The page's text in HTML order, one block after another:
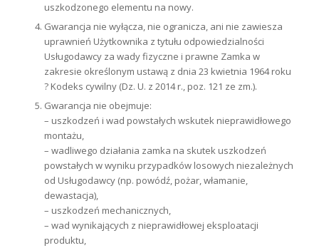
uszkodzonego elementu na nowy.
Gwarancja nie wyłącza, nie ogranicza, ani nie zawiesza
uprawnień Użytkownika z tytułu odpowiedzialności
Usługodawcy za wady fizyczne i prawne Zamka w
zakresie określonym ustawą z dnia 23 kwietnia 1964 roku
? Kodeks cywilny (Dz. U. z 2014 r., poz. 121 ze zm.).
Gwarancja nie obejmuje:
– uszkodzeń i wad powstałych wskutek nieprawidłowego
montażu,
– wadliwego działania zamka na skutek uszkodzeń
powstałych w wyniku przypadków losowych niezależnych
od Usługodawcy (np. powódź, pożar, włamanie,
dewastacja),
– uszkodzeń mechanicznych,
– wad wynikających z nieprawidłowej eksploatacji
produktu,